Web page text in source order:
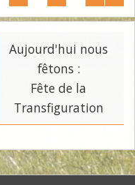
Aujourd'hui nous
fêtons :
Fête de la
Transfiguration